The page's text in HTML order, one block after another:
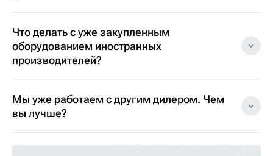
Что делать с уже закупленным
оборудованием иностранных
производителей?
Мы уже работаем с другим дилером. Чем
вы лучше?